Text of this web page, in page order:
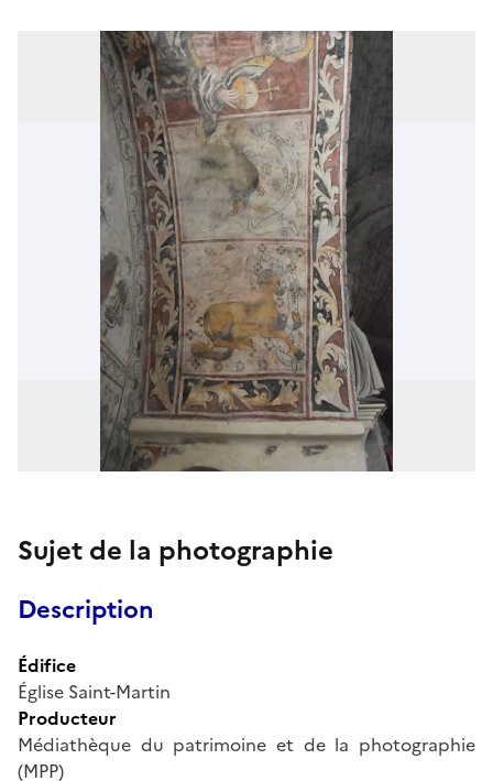
Sujet de la photographie
Description
Édifice
Église Saint-Martin
Producteur
Médiathèque du patrimoine et de la photographie
(MPP)